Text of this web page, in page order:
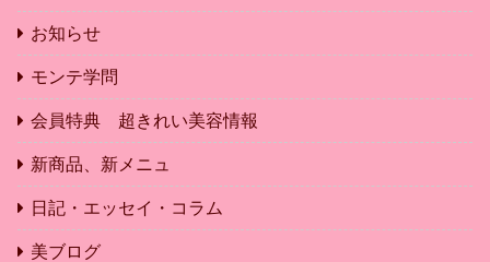
お知らせ
モンテ学問
会員特典 超きれい美容情報
新商品、新メニュ
日記・エッセイ・コラム
美ブログ